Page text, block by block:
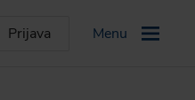
Menu